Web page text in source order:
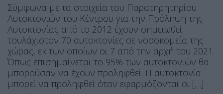
Σύμφωνα με τα στοιχεία του Παρατηρητηρίου
Αυτοκτονιών του Κέντρου για την Πρόληψη της
Αυτοκτονίας από το 2012 έχουν σημειωθεί
τουλάχιστον 70 αυτοκτονίες σε νοσοκομεία της
χώρας, εκ των οποίων οι 7 από την αρχή του 2021.
Όπως επισημαίνεται το 95% των αυτοκτονιών θα
μπορούσαν να έχουν προληφθεί. Η αυτοκτονία
μπορεί να προληφθεί όταν εφαρμόζονται οι […]